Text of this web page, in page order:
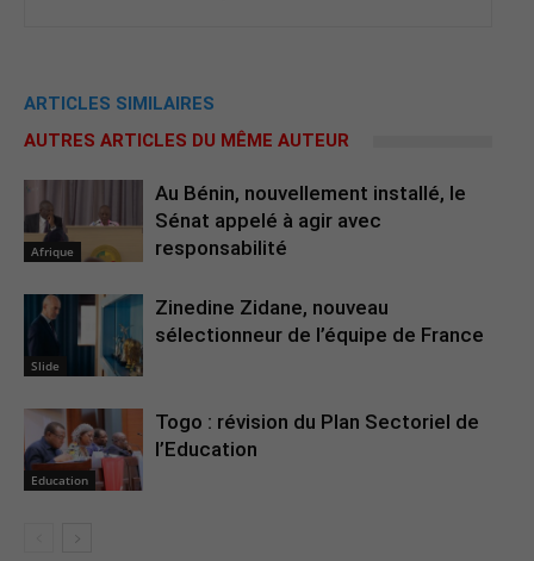
ARTICLES SIMILAIRES
AUTRES ARTICLES DU MÊME AUTEUR
Afrique
Au Bénin, nouvellement installé, le
Sénat appelé à agir avec
responsabilité
Slide
Zinedine Zidane, nouveau
sélectionneur de l’équipe de France
Education
Togo : révision du Plan Sectoriel de
l’Education